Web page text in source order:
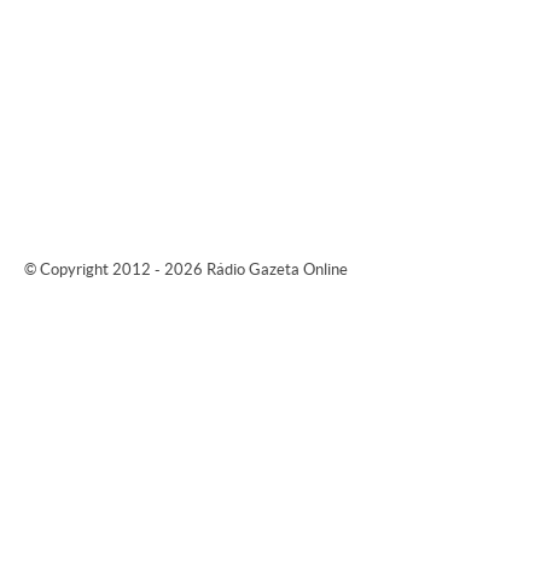
© Copyright 2012 - 2026 Rádio Gazeta Online